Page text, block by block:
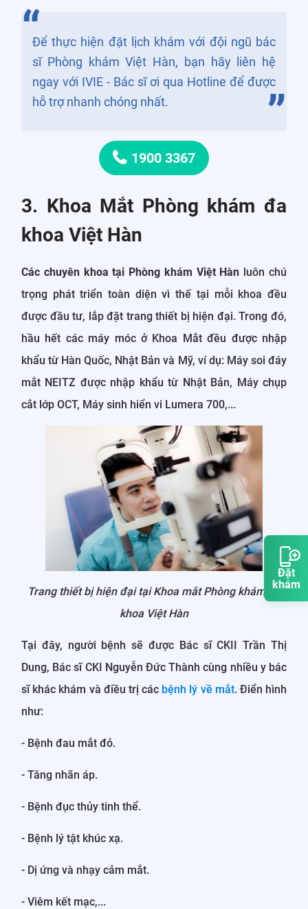
Đặt
khám
Để thực hiện đặt lịch khám với đội ngũ bác
sĩ Phòng khám Việt Hàn, bạn hãy liên hệ
ngay với IVIE - Bác sĩ ơi qua Hotline để được
hỗ trợ nhanh chóng nhất.
1900 3367
3. Khoa Mắt Phòng khám đa
khoa Việt Hàn
Các chuyên khoa tại Phòng khám Việt Hàn luôn chú
trọng phát triển toàn diện vì thế tại mỗi khoa đều
được đầu tư, lắp đặt trang thiết bị hiện đại. Trong đó,
hầu hết các máy móc ở Khoa Mắt đều được nhập
khẩu từ Hàn Quốc, Nhật Bản và Mỹ, ví dụ: Máy soi đáy
mắt NEITZ được nhập khẩu từ Nhật Bản, Máy chụp
cắt lớp OCT, Máy sinh hiển vi Lumera 700,...
Trang thiết bị hiện đại tại Khoa mắt Phòng khám đa
khoa Việt Hàn
Tại đây, người bệnh sẽ được Bác sĩ CKII Trần Thị
Dung, Bác sĩ CKI Nguyễn Đức Thành cùng nhiều y bác
sĩ khác khám và điều trị các bệnh lý về mắt. Điển hình
như:
- Bệnh đau mắt đỏ.
- Tăng nhãn áp.
- Bệnh đục thủy tinh thể.
- Bệnh lý tật khúc xạ.
- Dị ứng và nhạy cảm mắt.
- Viêm kết mạc,...